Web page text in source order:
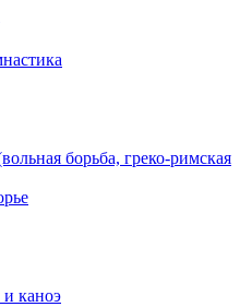
борьба, греко-римская
и каноэ